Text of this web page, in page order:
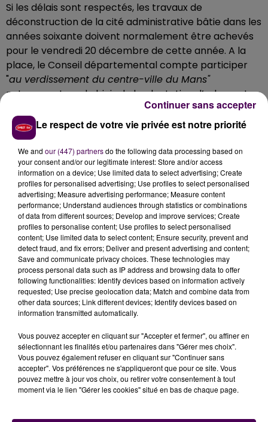
Si les délais sont respectés, les travaux de
déconstruction de la cité administrative bâtie dans les
années soixante doivent normalement être achevés
pour le vendredi 20 décembre de cette année. A la
place, le Conseil départemental compte participer
"au verdissement du centre-ville du Mans"
notamment par le biais de la plantation d’arbres et
d’arbustes. La requalification de l’endroit sera aussi
l’occasion d’agrandir les installations sportives
extérieures du collège Berthelot, voisin immédiat.
Enfin, le bunker construit sur le site par les forces
occupantes hitlériennes durant la seconde guerre
mondiale sera mis en valeur, avec la création d’un
mémorial des guerres"rappelant l’histoire des
conflits qui ont marqué la Sarthe depuis 1871".
Le respect de votre vie privée est notre priorité
We and our (447) partnersdo the following data processing based on
your consent and/or our legitimate interest: Store and/or access
information on a device; Use limited data to select advertising; Create
profiles for personalised advertising; Use profiles to select personalised
advertising; Measure advertising performance; Measure content
performance; Understand audiences through statistics or combinations
of data from different sources; Develop and improve services; Create
profiles to personalise content; Use profiles to select personalised
content; Use limited data to select content; Ensure security, prevent and
detect fraud, and fix errors; Deliver and present advertising and content;
Save and communicate privacy choices. These technologies may
process personal data such as IP address and browsing data to offer
following functionalities: Identify devices based on information actively
requested; Use precise geolocation data; Match and combine data from
other data sources; Link different devices; Identify devices based on
information transmitted automatically.
Vous pouvez accepter en cliquant sur "Accepter et fermer", ou affiner en
sélectionnant les finalités et/ou partenaires dans "Gérer mes choix".
Vous pouvez également refuser en cliquant sur "Continuer sans
accepter". Vos préférences ne s'appliqueront que pour ce site. Vous
pouvez mettre à jour vos choix, ou retirer votre consentement à tout
moment via le lien "Gérer les cookies" situé en bas de chaque page.
Continuer sans accepter